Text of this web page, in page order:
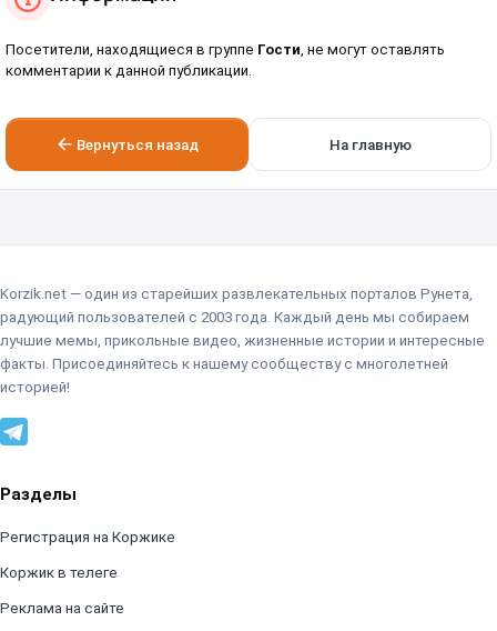
Посетители, находящиеся в группе Гости, не могут оставлять
комментарии к данной публикации.
Вернуться назад На главную
Korzik.net — один из старейших развлекательных порталов Рунета,
радующий пользователей с 2003 года. Каждый день мы собираем
лучшие мемы, прикольные видео, жизненные истории и интересные
факты. Присоединяйтесь к нашему сообществу с многолетней
историей!
Разделы
Регистрация на Коржике
Коржик в телеге
Реклама на сайте